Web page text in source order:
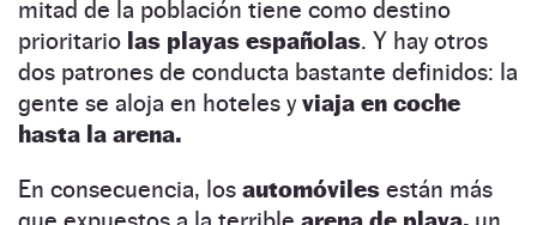
mitad de la población tiene como destino
prioritario las playas españolas. Y hay otros
dos patrones de conducta bastante definidos: la
gente se aloja en hoteles yviaja en coche
hasta la arena.
En consecuencia, los automóviles están más